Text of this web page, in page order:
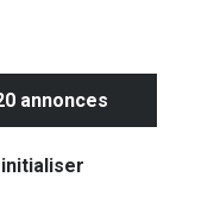
annonces